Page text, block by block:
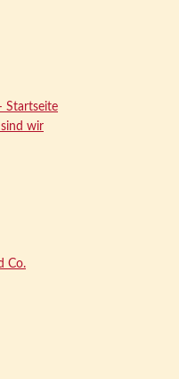
Startseite
wir
Co.